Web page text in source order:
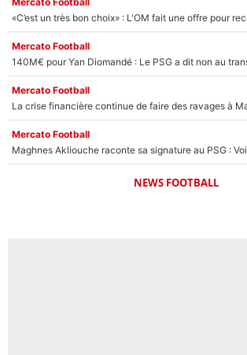
Mercato Football
Mercato Football
Mercato Football
NEWS FOOTBALL